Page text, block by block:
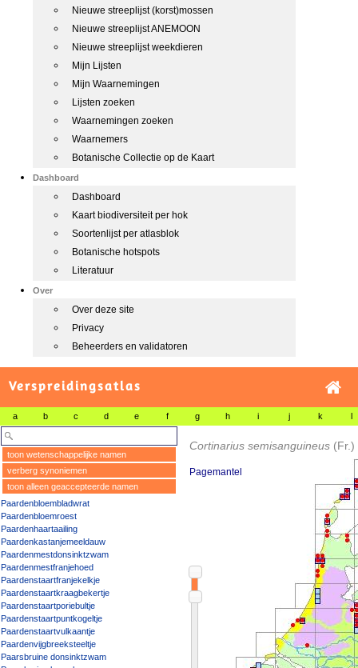
Nieuwe streeplijst (korst)mossen
Nieuwe streeplijst ANEMOON
Nieuwe streeplijst weekdieren
Mijn Lijsten
Mijn Waarnemingen
Lijsten zoeken
Waarnemingen zoeken
Waarnemers
Botanische Collectie op de Kaart
Dashboard
Dashboard
Kaart biodiversiteit per hok
Soortenlijst per atlasblok
Botanische hotspots
Literatuur
Over
Over deze site
Privacy
Beheerders en validatoren
Verspreidingsatlas
a b c d e f g h i j k l
toon wetenschappelijke namen
verberg synoniemen
toon alleen geaccepteerde namen
Paardenbloembladwrat
Paardenbloemroest
Paardenhaartaailing
Paardenkastanjemeeldauw
Paardenmestdonsinktzwam
Paardenmestfranjehoed
Paardenstaartfranjekelkje
Paardenstaartkraagbekertje
Paardenstaartporiebultje
Paardenstaartpuntkogeltje
Paardenstaartvulkaantje
Paardenvijgbreeksteeltje
Paarsbruine donsinktzwam
Cortinarius semisanguineus (Fr.)
Pagemantel